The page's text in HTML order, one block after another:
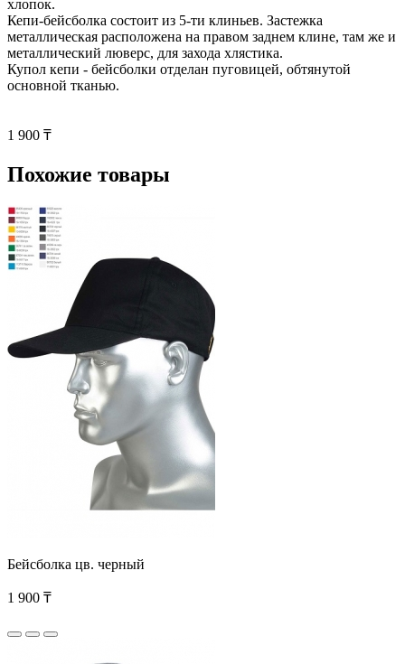
хлопок.
Кепи-бейсболка состоит из 5-ти клиньев. Застежка
металлическая расположена на правом заднем клине, там же и
металлический люверс, для захода хлястика.
Купол кепи - бейсболки отделан пуговицей, обтянутой
основной тканью.
1 900 ₸
Похожие товары
Бейсболка цв. черный
1 900 ₸